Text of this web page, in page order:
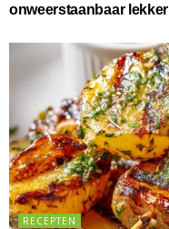
onweerstaanbaar lekker
RECEPTEN